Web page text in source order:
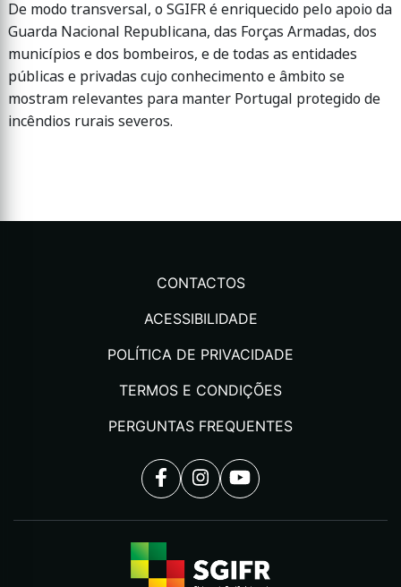
De modo transversal, o SGIFR é enriquecido pelo apoio da
Guarda Nacional Republicana, das Forças Armadas, dos
municípios e dos bombeiros, e de todas as entidades
públicas e privadas cujo conhecimento e âmbito se
mostram relevantes para manter Portugal protegido de
incêndios rurais severos.
CONTACTOS
ACESSIBILIDADE
POLÍTICA DE PRIVACIDADE
TERMOS E CONDIÇÕES
PERGUNTAS FREQUENTES